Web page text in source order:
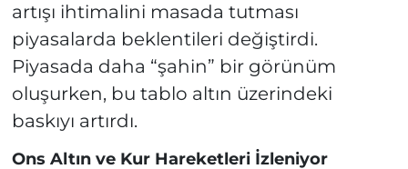
artışı ihtimalini masada tutması
piyasalarda beklentileri değiştirdi.
Piyasada daha “şahin” bir görünüm
oluşurken, bu tablo altın üzerindeki
baskıyı artırdı.
Ons Altın ve Kur Hareketleri İzleniyor